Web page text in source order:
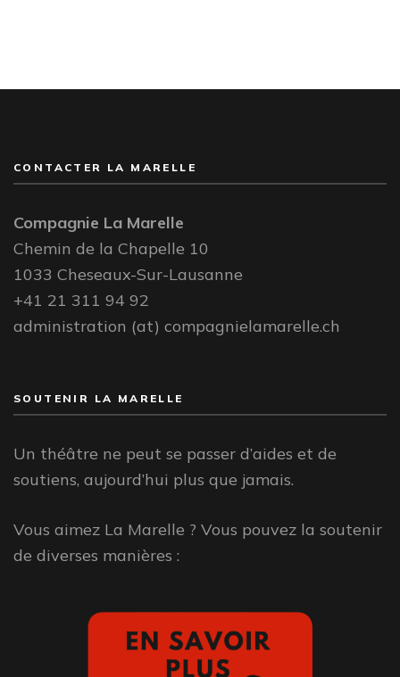
CONTACTER LA MARELLE
Compagnie La Marelle
Chemin de la Chapelle 10
1033 Cheseaux-Sur-Lausanne
+41 21 311 94 92
administration (at) compagnielamarelle.ch
SOUTENIR LA MARELLE
Un théâtre ne peut se passer d’aides et de
soutiens, aujourd’hui plus que jamais.
Vous aimez La Marelle ? Vous pouvez la soutenir
de diverses manières :